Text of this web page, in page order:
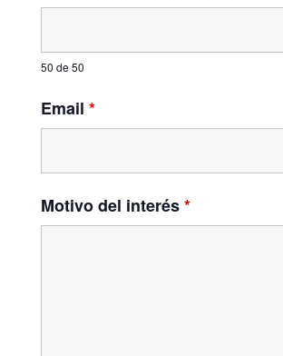
50 de 50
Email *
Motivo del interés*